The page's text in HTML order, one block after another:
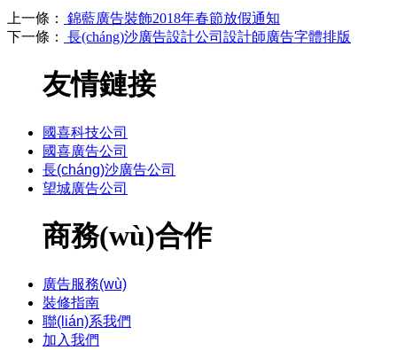
上一條：
錦藍廣告裝飾2018年春節放假通知
下一條：
長(cháng)沙廣告設計公司設計師廣告字體排版
友情鏈接
國喜科技公司
國喜廣告公司
長(cháng)沙廣告公司
望城廣告公司
商務(wù)合作
廣告服務(wù)
裝修指南
聯(lián)系我們
加入我們